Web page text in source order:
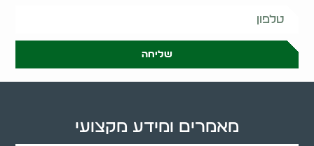
שליחה
מאמרים ומידע מקצועי